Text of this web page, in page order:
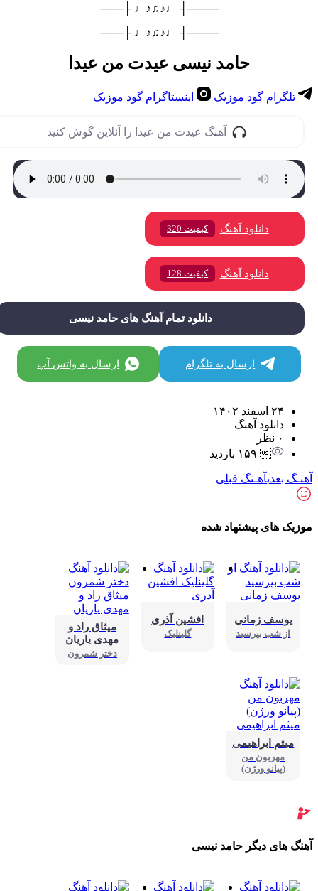
────┤ ♩♪♫♪♩ ├───
────┤ ♩♪♫♪♩ ├───
حامد نیسی عیدت من عیدا
تلگرام گود موزیک اینستاگرام گود موزیک
آهنگ عیدت من عیدا را آنلاین گوش کنید
دانلود آهنگ کیفیت 320
دانلود آهنگ کیفیت 128
دانلود تمام آهنگ های حامد نیسی
ارسال به تلگرام ارسال به واتس آپ
۲۴ اسفند ۱۴۰۲
دانلود آهنگ
۰ نظر
۱۵۹ بازدید
بعدیآهـنگ قبلی
های پیشنهاد شده
یوسف زمانی
از شب بپرسید
افشین آذری
گلینلیک
میثاق راد و
مهدی یاریان
دختر شمرون
میثم ابراهیمی
مهربون من
(پیانو ورژن)
های دیگر حامد نیسی